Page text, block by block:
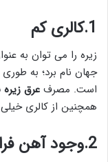
1.کالری کم
زیره را می توان به
است. مصرف عرق زیره
همچنین از کالری
2.وجود آهن فراوان موجود در عرق زیره